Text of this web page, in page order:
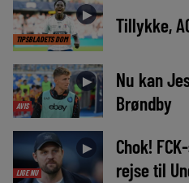
TIPSBLADETS DOM
► Tillykke,
AVIS
►
Nu kan
Brøndby
LIGE NU
►
Chok!
rejse til